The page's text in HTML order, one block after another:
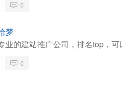
0
梦
业的建站推广公司，排名top，
0